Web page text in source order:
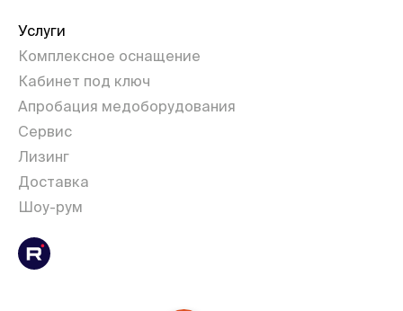
Услуги
Комплексное оснащение
Кабинет под ключ
Апробация медоборудования
Сервис
Лизинг
Доставка
Шоу-рум